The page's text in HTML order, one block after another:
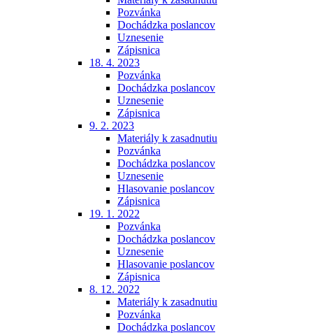
Pozvánka
Dochádzka poslancov
Uznesenie
Zápisnica
18. 4. 2023
Pozvánka
Dochádzka poslancov
Uznesenie
Zápisnica
9. 2. 2023
Materiály k zasadnutiu
Pozvánka
Dochádzka poslancov
Uznesenie
Hlasovanie poslancov
Zápisnica
19. 1. 2022
Pozvánka
Dochádzka poslancov
Uznesenie
Hlasovanie poslancov
Zápisnica
8. 12. 2022
Materiály k zasadnutiu
Pozvánka
Dochádzka poslancov